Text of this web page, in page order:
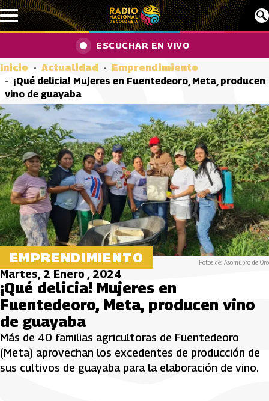
Pasar al contenido principal
ESCUCHAR EN VIVO
Inicio Actualidad
Emprendimiento
¡Qué delicia! Mujeres en Fuentedeoro, Meta, producen
vino de guayaba
EMPRENDIMIENTO Fotos de: Asomupro de Oro
Martes, 2 Enero , 2024
¡Qué delicia! Mujeres en
Fuentedeoro, Meta, producen vino
de guayaba
Más de 40 familias agricultoras de Fuentedeoro
(Meta) aprovechan los excedentes de producción de
sus cultivos de guayaba para la elaboración de vino.